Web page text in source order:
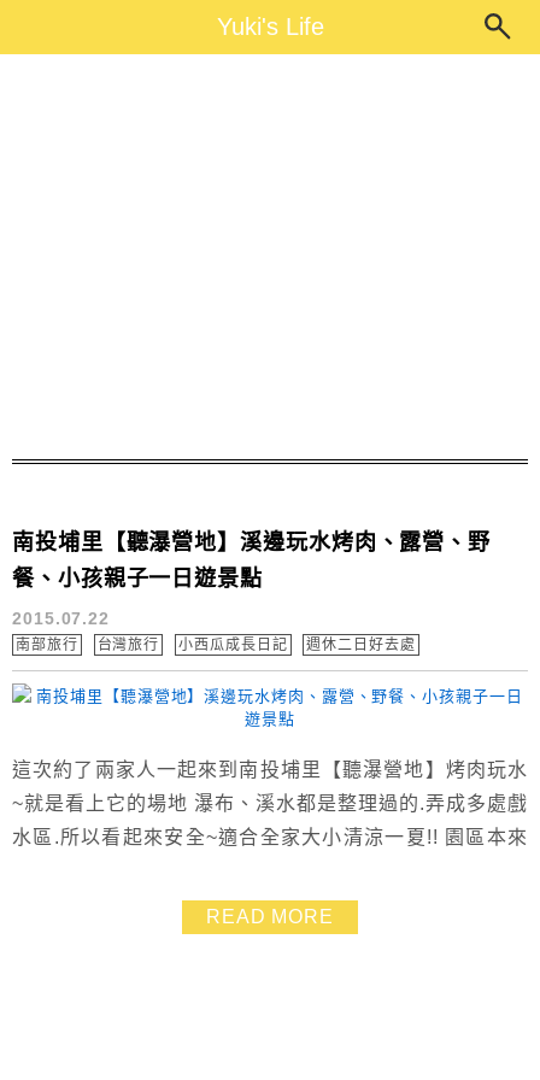
Yuki's LifeYuki's Life
南投埔里【聽瀑營地】溪邊玩水烤肉、露營、野
餐、小孩親子一日遊景點
2015.07.22
南部旅行 台灣旅行 小西瓜成長日記 週休二日好去處
這次約了兩家人一起來到南投埔里【聽瀑營地】烤肉玩水
~就是看上它的場地 瀑布、溪水都是整理過的.弄成多處戲
水區.所以看起來安全~適合全家大小清涼一夏!! 園區本來
才知道.其實也可以預約一日遊~~ 我們這次的烤肉玩水心
得其實是愛恨參半 很喜歡這乾淨方便的場地、冰涼清澈
READ MORE